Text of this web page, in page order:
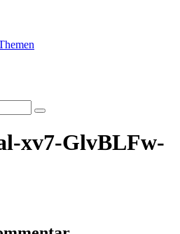
xv7-GlvBLFw-